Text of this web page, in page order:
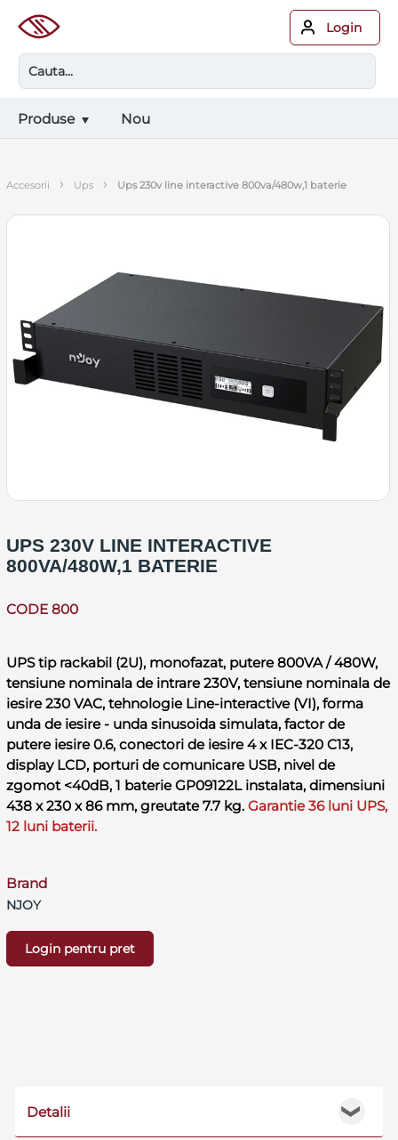
Login
Produse Nou
accesorii › ups › ups 230v line interactive 800va/480w,1 baterie
UPS 230V LINE INTERACTIVE
800VA/480W,1 BATERIE
CODE 800
UPS tip rackabil (2U), monofazat, putere 800VA / 480W,
tensiune nominala de intrare 230V, tensiune nominala de
iesire 230 VAC, tehnologie Line-interactive (VI), forma
unda de iesire - unda sinusoida simulata, factor de
putere iesire 0.6, conectori de iesire 4 x IEC-320 C13,
display LCD, porturi de comunicare USB, nivel de
zgomot <40dB, 1 baterie GP09122L instalata, dimensiuni
438 x 230 x 86 mm, greutate 7.7 kg. Garantie 36 luni UPS,
12 luni baterii.
Brand
NJOY
Login pentru pret
❯
Detalii